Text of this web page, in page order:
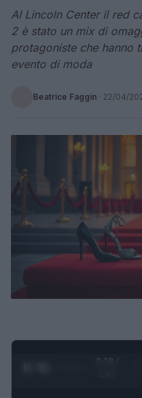
Al Lincoln Center il red
2 è stato un mix di
protagoniste che hanno
evento di moda
Beatrice Faggin · 22/04/
0:29 /